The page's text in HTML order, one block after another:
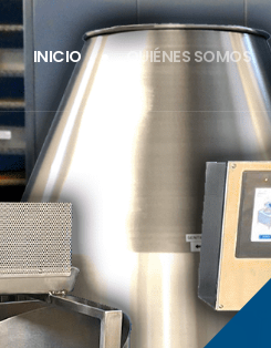
INICIO QUIÉNES SOMOS